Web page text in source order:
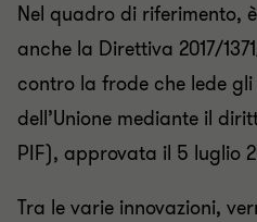
Nel quadro di riferimento,
anche la Direttiva 2017/
contro la frode che lede
dell’Unione mediante il
PIF), approvata il 5 luglio
Tra le varie innovazioni,